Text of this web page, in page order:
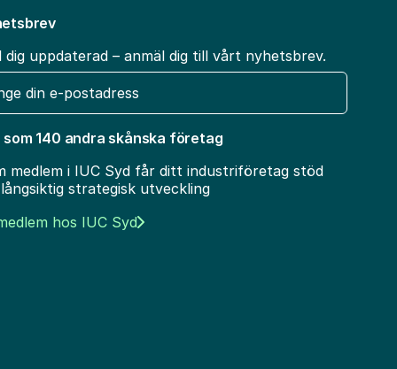
dig uppdaterad – anmäl dig till vårt nyhetsbrev.
som 140 andra skånska företag
medlem i IUC Syd får ditt industriföretag stöd
strategisk utveckling
hos IUC Syd